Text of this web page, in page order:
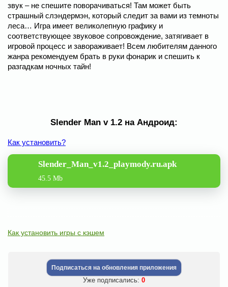
звук – не спешите поворачиваться! Там может быть
страшный слэндермэн, который следит за вами из темноты
леса… Игра имеет великолепную графику и
соответствующее звуковое сопровождение, затягивает в
игровой процесс и завораживает! Всем любителям данного
жанра рекомендуем брать в руки фонарик и спешить к
разгадкам ночных тайн!
Slender Man v 1.2 на Андроид:
Как установить?
Slender_Man_v1.2_playmody.ru.apk
45.5 Mb
Как установить игры с кэшем
Подписаться на обновления приложения
Уже подписались: 0